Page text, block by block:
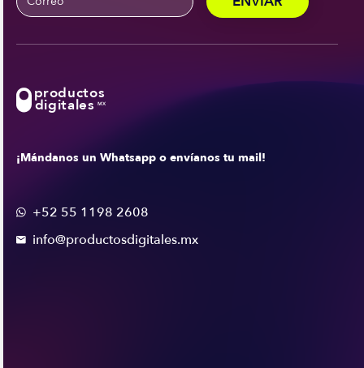
productos
digitales MX
¡Mándanos un Whatsapp o envíanos tu mail!
 +52 55 1198 2608
 info@productosdigitales.mx